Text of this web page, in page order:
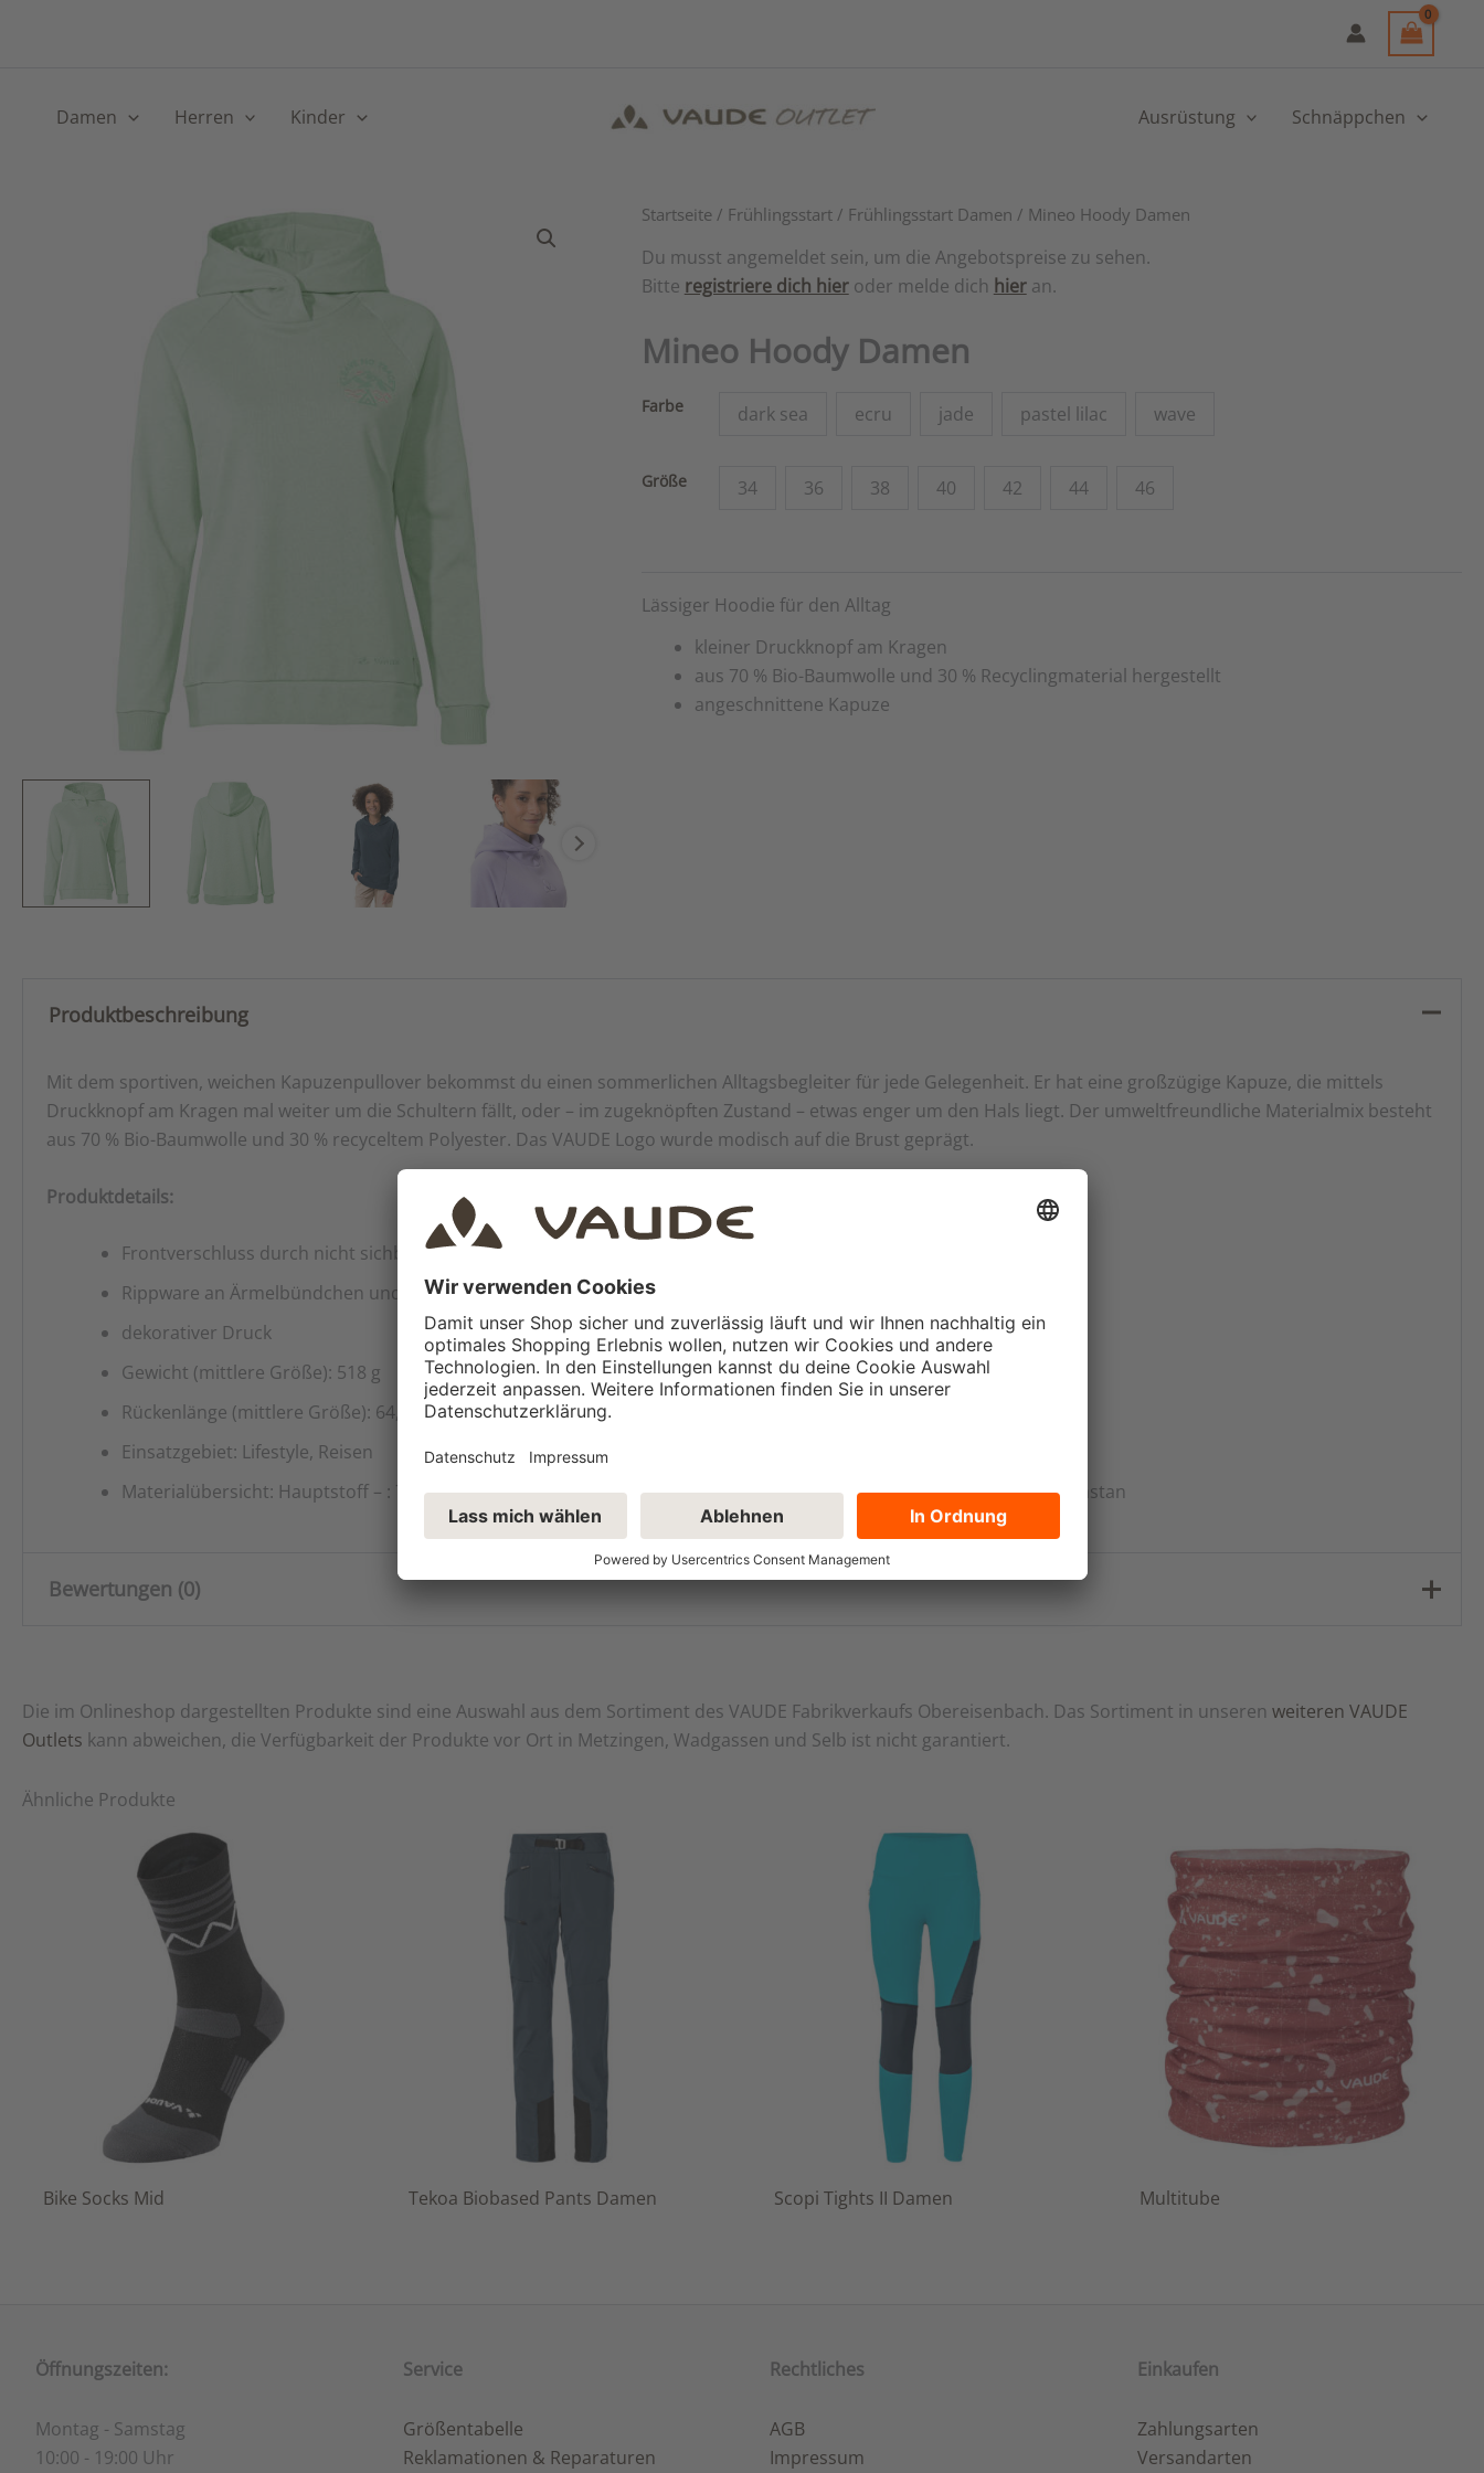
Damen
Herren Kinder Ausrüstung Schnäppchen
Startseite/ Frühlingsstart/ Frühlingsstart Damen / Mineo Hoody Damen
Du musst angemeldet sein, um die Angebotspreise zu sehen.
Bitte registriere dich hieroder melde dich hier an.
Mineo Hoody Damen
Farbe dark sea ecru jade pastel lilac wave
Größe 34 36 38 40 42 44 46
Lässiger Hoodie für den Alltag
kleiner Druckknopf am Kragen
aus 70 % Bio-Baumwolle und 30 % Recyclingmaterial hergestellt
angeschnittene Kapuze
Produktbeschreibung
Mit dem sportiven, weichen Kapuzenpullover bekommst du einen sommerlichen Alltagsbegleiter für jede Gelegenheit. Er hat eine großzügige Kapuze, die mittels
Druckknopf am Kragen mal weiter um die Schultern fällt, oder – im zugeknöpften Zustand – etwas enger um den Hals liegt. Der umweltfreundliche Materialmix besteht
aus 70 % Bio-Baumwolle und 30 % recyceltem Polyester. Das VAUDE Logo wurde modisch auf die Brust geprägt.
Produktdetails:
Frontverschluss durch nicht sichbare Druckknöpfe
Rippware an Ärmelbündchen und Saum
dekorativer Druck
Gewicht (mittlere Größe): 518 g
Rückenlänge (mittlere Größe): 64,50 cm
Einsatzgebiet: Lifestyle, Reisen
Materialübersicht: Hauptstoff – : 70% Baumwolle (Bio), 30% Polyester (recycelt)Besatz – : 98% Baumwolle (Bio), 2% Elastan
Bewertungen (0)
Nur angemeldete Kunden, die dieses Produkt gekauft haben, dürfen eine Bewertung abgeben.
Die im Onlineshop dargestellten Produkte sind eine Auswahl aus dem Sortiment des VAUDE Fabrikverkaufs Obereisenbach. Das Sortiment in unseren weiteren VAUDE
Outlets kann abweichen, die Verfügbarkeit der Produkte vor Ort in Metzingen, Wadgassen und Selb ist nicht garantiert.
Ähnliche Produkte
Bike Socks Mid Tekoa Biobased Pants Damen Scopi Tights II Damen Multitube
Öffnungszeiten:
Montag - Samstag
10:00 - 19:00 Uhr
Service
Größentabelle
Reklamationen & Reparaturen
Rechtliches
AGB
Impressum
Einkaufen
Zahlungsarten
Versandarten